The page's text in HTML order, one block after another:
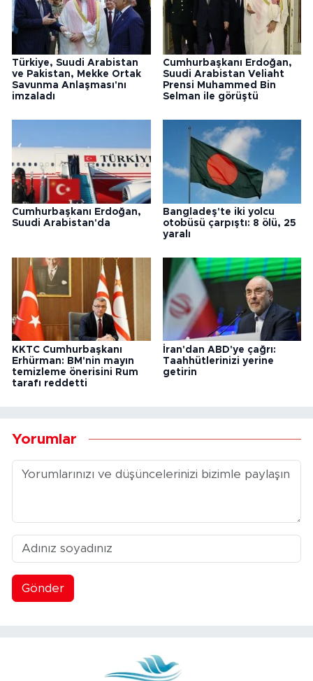
Türkiye, Suudi Arabistan
ve Pakistan, Mekke Ortak
Savunma Anlaşması'nı
imzaladı
Cumhurbaşkanı Erdoğan,
Suudi Arabistan Veliaht
Prensi Muhammed Bin
Selman ile görüştü
Cumhurbaşkanı Erdoğan,
Suudi Arabistan'da
Bangladeş'te iki yolcu
otobüsü çarpıştı: 8 ölü, 25
yaralı
KKTC Cumhurbaşkanı
Erhürman: BM'nin mayın
temizleme önerisini Rum
tarafı reddetti
İran'dan ABD'ye çağrı:
Taahhütlerinizi yerine
getirin
Yorumlar
Gönder